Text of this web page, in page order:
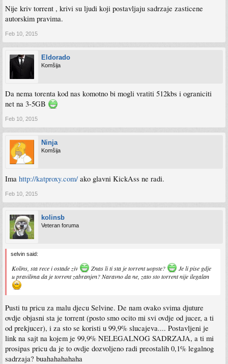
Nije kriv torrent , krivi su ljudi koji postavljaju sadrzaje zasticene
autorskim pravima.
Feb 10, 2015
Eldorado
Komšija
Da nema torenta kod nas komotno bi mogli vratiti 512kbs i ograniciti
net na 3-5GB
Feb 10, 2015
Ninja
Komšija
Ima http://katproxy.com/ ako glavni KickAss ne radi.
Feb 10, 2015
kolinsb
Veteran foruma
selvin said:
Kolins, sta rece i ostade ziv Znas li ti sta je torrent uopste?
Je li pise gdje
u pravilima da je torrent zabranjen? Naravno da ne, zato sto torrent nije ilegalan
Pusti tu pricu za malu djecu Selvine. De nam ovako svima djuture
ovdje objasni sta je torrent (posto smo ocito mi svi ovdje od jucer, a ti
od prekjucer), i za sto se koristi u 99,9% slucajeva.... Postavljeni je
link na sajt na kojem je 99,9% NELEGALNOG SADRZAJA, a ti mi
prosipas pricu da je to ovdje dozvoljeno radi preostalih 0,1% legalnog
sadrzaja? buahahahahaha